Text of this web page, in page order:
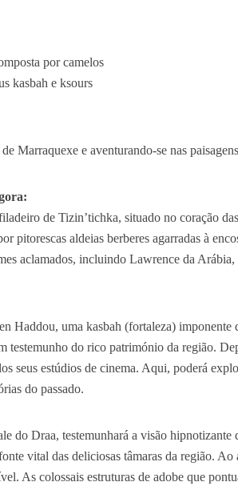
por camelos
kasbah e ksours
Marraquexe e aventurando-se nas
de Tizin’tichka, situado no coração
pitorescas aldeias berberes agarradas à
aclamados, incluindo Lawrence da
Haddou, uma kasbah (fortaleza) imponente
testemunho do rico património da região.
seus estúdios de cinema. Aqui, poderá
do passado.
do Draa, testemunhará a visão hipnotizante
vital das deliciosas tâmaras da região. Ao
As colossais estruturas de adobe que